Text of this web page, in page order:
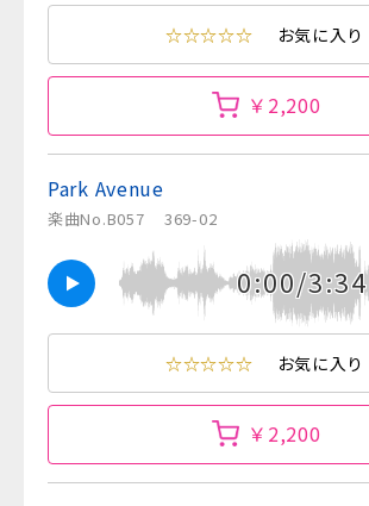
☆☆☆☆☆ お気に入り
￥2,200
Park Avenue
楽曲No.B057 369-02
0:00/3:34
☆☆☆☆☆ お気に入り
￥2,200